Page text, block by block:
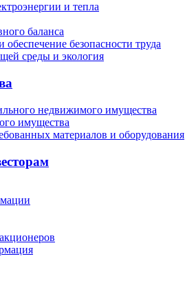
и тепла
баланса
обеспечение безопасности труда
среды и экология
недвижимого имущества
имущества
материалов и оборудования